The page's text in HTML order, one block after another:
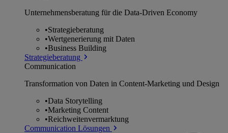
Unternehmens­beratung für die Data-Driven Economy
•Strategieberatung
•Wertgenerierung mit Daten
•Business Building
Strategieberatung
Communication
Transformation von Daten in Content-Marketing und Design
•Data Storytelling
•Marketing Content
•Reichweitenvermarktung
Communication Lösungen